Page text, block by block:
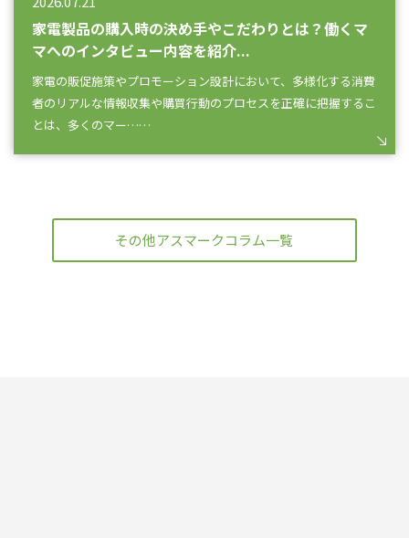
家電製品の購入時の決め手やこだわりとは？働くマ
マへのインタビュー内容を紹介...
家電の販促施策やプロモーション設計において、多様化する消費
者のリアルな情報収集や購買行動のプロセスを正確に把握するこ
とは、多くのマー……
その他アスマークコラム一覧